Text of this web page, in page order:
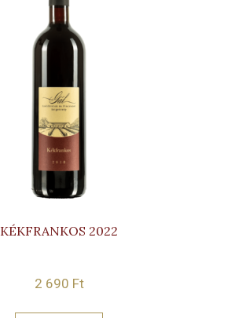
KÉKFRANKOS 2022
2 690 Ft